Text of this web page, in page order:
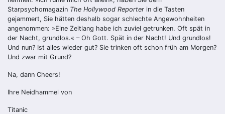
Starpsychomagazin The Hollywood Reporter in die Tasten
gejammert, Sie hätten deshalb sogar schlechte Angewohnheiten
angenommen: »Eine Zeitlang habe ich zuviel getrunken. Oft spät in
der Nacht, grundlos.« – Oh Gott. Spät in der Nacht! Und grundlos!
Und nun? Ist alles wieder gut? Sie trinken oft schon früh am Morgen?
Und zwar mit Grund?
Na, dann Cheers!
Ihre Neidhammel von
Titanic